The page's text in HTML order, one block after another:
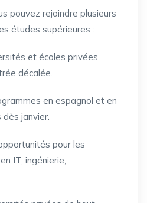
pouvez rejoindre plusieurs
études supérieures :
et écoles privées
décalée.
en espagnol et en
janvier.
pour les
IT, ingénierie,